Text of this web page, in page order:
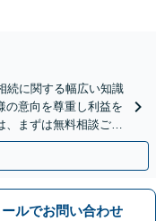
続に関する幅広い知識
の意向を尊重し利益を
、まずは無料相談ご利
ールでお問い合わせ